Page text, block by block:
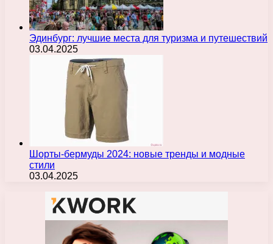
Эдинбург: лучшие места для туризма и путешествий
03.04.2025
Шорты-бермуды 2024: новые тренды и модные
стили
03.04.2025